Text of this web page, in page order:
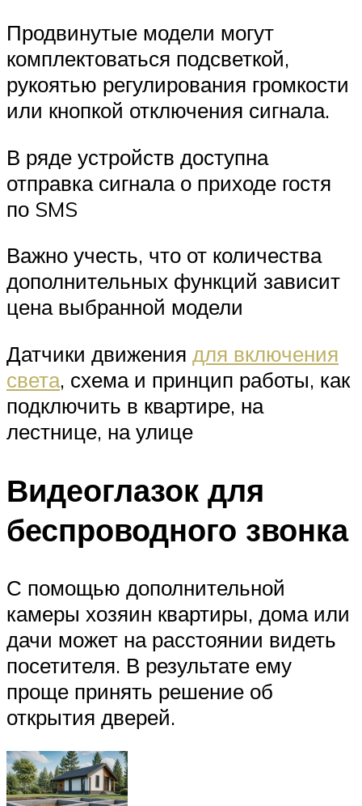
Продвинутые модели могут
комплектоваться подсветкой,
рукоятью регулирования громкости
или кнопкой отключения сигнала.
В ряде устройств доступна
отправка сигнала о приходе гостя
по SMS
Важно учесть, что от количества
дополнительных функций зависит
цена выбранной модели
Датчики движения для включения
света, схема и принцип работы, как
подключить в квартире, на
лестнице, на улице
Видеоглазок для
беспроводного звонка
С помощью дополнительной
камеры хозяин квартиры, дома или
дачи может на расстоянии видеть
посетителя. В результате ему
проще принять решение об
открытия дверей.